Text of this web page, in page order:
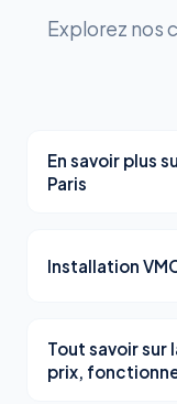
Explorez nos
En savoir plus
Paris
Installation
Tout savoir sur
prix,